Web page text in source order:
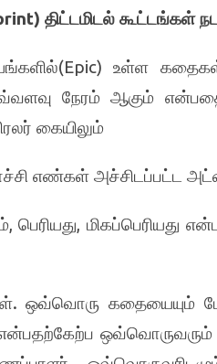
திட்டமிடல் கூட்டங்கள்
(Epic) உள்ள
நேரம் ஆகும் என்பதை
கையிலும்
எண்கள் அச்சிடப்பட்ட
,பெரியது, மிகப்பெரியது
.ஒவ்வொரு கதையையும்
என்பதற்கேற்ப